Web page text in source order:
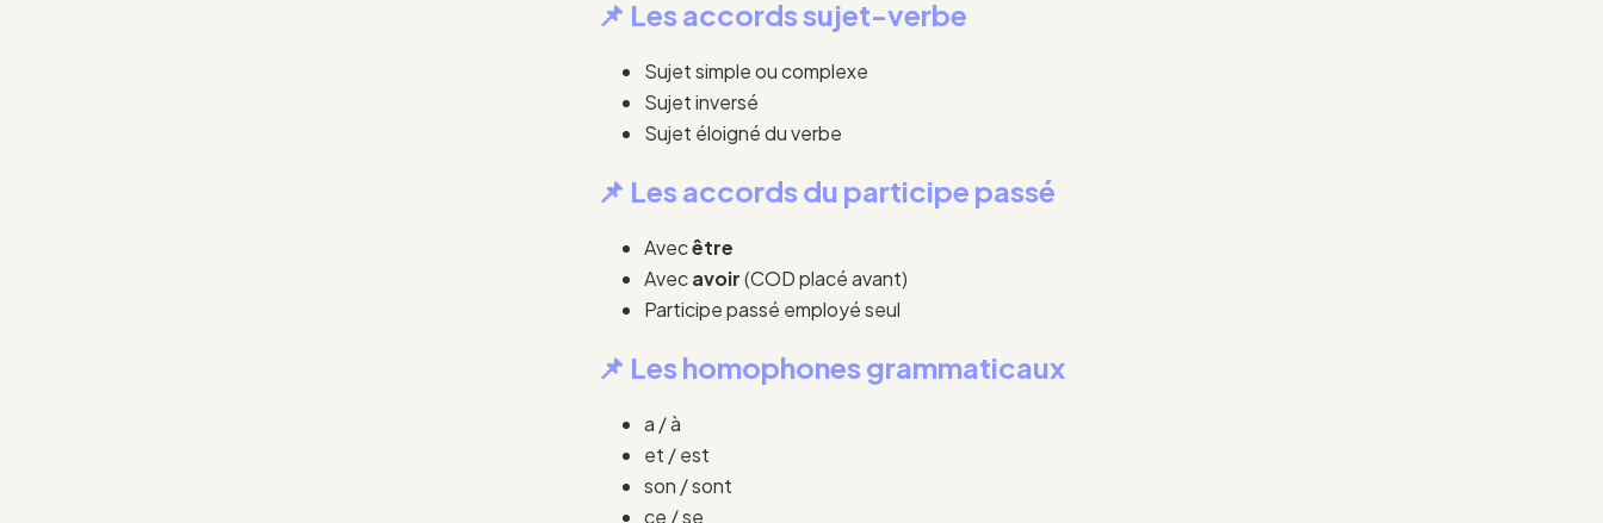
📌 Les accords sujet-verbe
Sujet simple ou complexe
Sujet inversé
Sujet éloigné du verbe
📌 Les accords du participe passé
Avecêtre
Avecavoir(COD placé avant)
Participe passé employé seul
📌 Les homophones grammaticaux
a / à
et / est
son / sont
ce / se